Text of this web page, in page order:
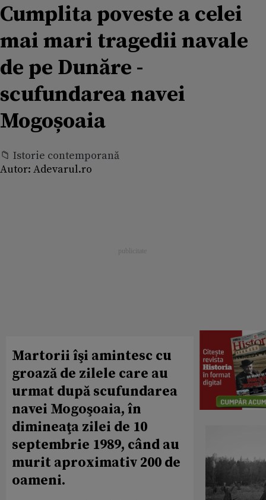
Cumplita poveste a celei
mai mari tragedii navale
de pe Dunăre -
scufundarea navei
Mogoșoaia
📁 Istorie contemporană
Autor: Adevarul.ro
Martorii îşi amintesc cu
groază de zilele care au
urmat după scufundarea
navei Mogoşoaia, în
dimineaţa zilei de 10
septembrie 1989, când au
murit aproximativ 200 de
oameni.